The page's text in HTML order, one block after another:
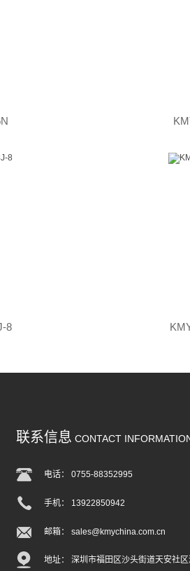
8
联系信息 CONTACT
电话： 0755-88352995
手机： 13922850942
邮箱： sales@kmychina.com.cn
地址： 深圳市福田区沙头街道天安社